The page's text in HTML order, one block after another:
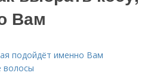
Вам
подойдёт именно Вам
волосы